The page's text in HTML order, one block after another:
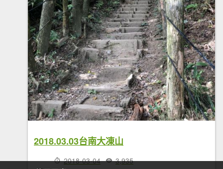
2018.03.03台南大凍山
2018-03-04 3,935